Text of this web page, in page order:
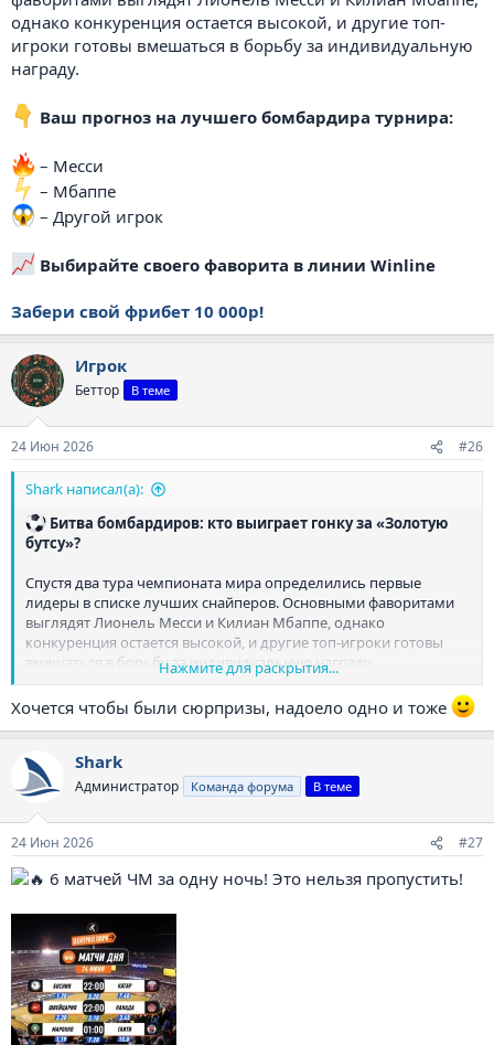
однако конкуренция остается высокой, и другие топ-
игроки готовы вмешаться в борьбу за индивидуальную
награду.
Ваш прогноз на лучшего бомбардира турнира:
– Месси
️ – Мбаппе
– Другой игрок
Выбирайте своего фаворита в линии Winline
Забери свой фрибет 10 000р!
Игрок
Беттор В теме
24 Июн 2026 #26
Shark написал(а):
️ Битва бомбардиров: кто выиграет гонку за «Золотую
бутсу»?
Спустя два тура чемпионата мира определились первые
лидеры в списке лучших снайперов. Основными фаворитами
выглядят Лионель Месси и Килиан Мбаппе, однако
конкуренция остается высокой, и другие топ-игроки готовы
вмешаться в борьбу за индивидуальную награду.
Ваш прогноз на лучшего бомбардира турнира:
️ – Мбаппе
– Другой игрок
Выбирайте своего фаворита в линии Winline
Забери свой фрибет 10 000р!
Нажмите для раскрытия...
Хочется чтобы были сюрпризы, надоело одно и тоже
Shark
Администратор Команда форума В теме
24 Июн 2026 #27
6 матчей ЧМ за одну ночь! Это нельзя пропустить!